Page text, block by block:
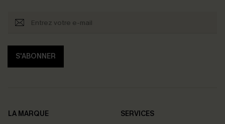
S'ABONNER
LA MARQUE
SERVICES